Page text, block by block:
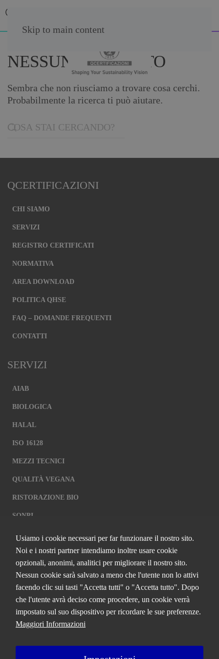
Skip to main content
NESSUN RISULTATO
Sembra che non riusciamo a trovare cosa cerchi.
Probabilmente la ricerca ti può aiutare.
QCERTIFICAZIONI
CHI SIAMO
SERVIZI
REGISTRO CERTIFICATI
NORMATIVA
AREA DOWNLOAD
POLITICA QHSE
FAQ – DOMANDE FREQUENTI
CONTATTI
SERVIZI
AIAB
BIOLOGICA
HALAL
ISO 16128
MEZZI TECNICI
QUALITÀ VEGANA
RISTORAZIONE BIO
SQNPI
QCERTIFICAZIONI S.R.L. A SOCIO
UNICO
Via Paolo Frajese, 37 – 53100 Siena
tel. +39 0577 327234 - fax +39 0577 329907 -
Capitale Sociale € 90.000,00 i.v.
Iscrizione Registro delle imprese di Siena n. 01273640522, REA n.
Usiamo i cookie necessari per far funzionare il nostro sito.
Noi e i nostri partner intendiamo inoltre usare cookie
opzionali, anonimi, analitici per migliorare il nostro sito.
Nessun cookie sarà salvato a meno che l'utente non lo attivi
facendo clic sui tasti "Accetta tutti" o "Accetta tutto". Dopo
che l'utente avrà deciso come procedere, un cookie verrà
impostato sul suo dispositivo per ricordare le sue preferenze.
Maggiori Informazioni